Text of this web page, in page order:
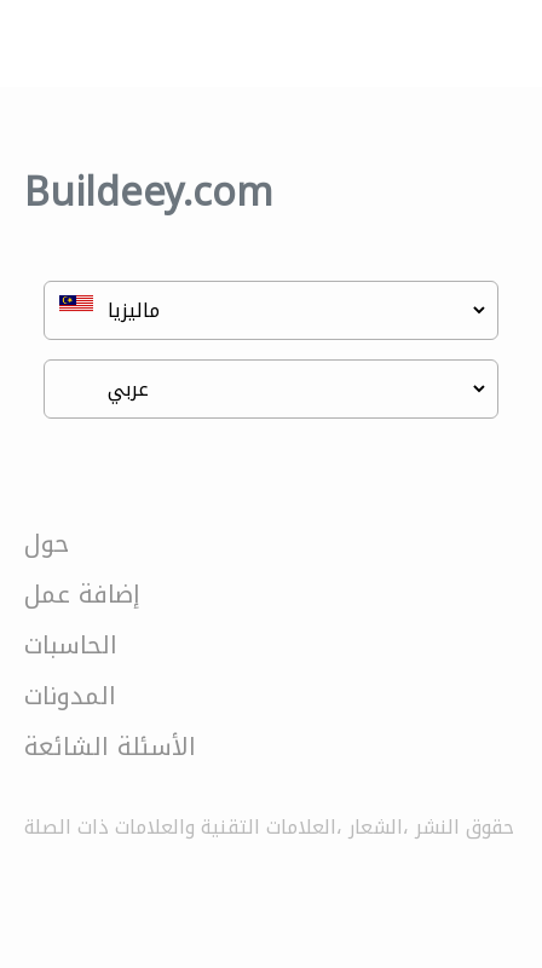
Buildeey.com
حول
إضافة عمل
الحاسبات
المدونات
الأسئلة الشائعة
حقوق النشر ،الشعار ،العلامات التقنية والعلامات ذات الصلة